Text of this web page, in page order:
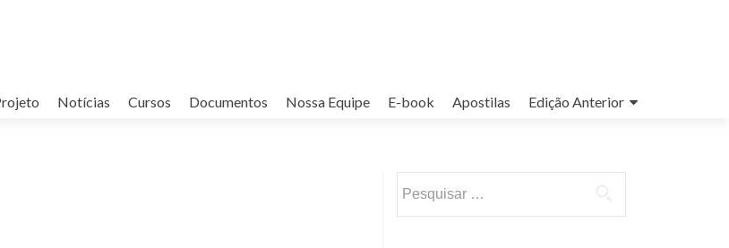
Notícias Cursos Documentos Nossa Equipe E-book Apostilas Edição Anterior
por: